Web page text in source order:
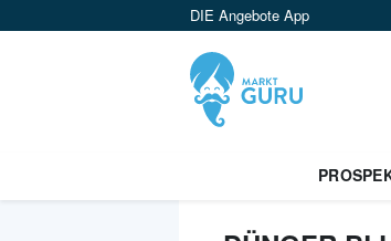
DIE Angebote App